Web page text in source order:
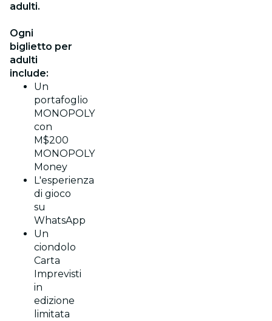
adulti.
Ogni
biglietto per
adulti
include:
Un
portafoglio
MONOPOLY
con
M$200
MONOPOLY
Money
L'esperienza
di gioco
su
WhatsApp
Un
ciondolo
Carta
Imprevisti
in
edizione
limitata